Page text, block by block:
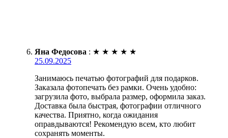
Яна Федосова : ★ ★ ★ ★ ★
25.09.2025
Занимаюсь печатью фотографий для подарков.
Заказала фотопечать без рамки. Очень удобно:
загрузила фото, выбрала размер, оформила заказ.
Доставка была быстрая, фотографии отличного
качества. Приятно, когда ожидания
оправдываются! Рекомендую всем, кто любит
сохранять моменты.